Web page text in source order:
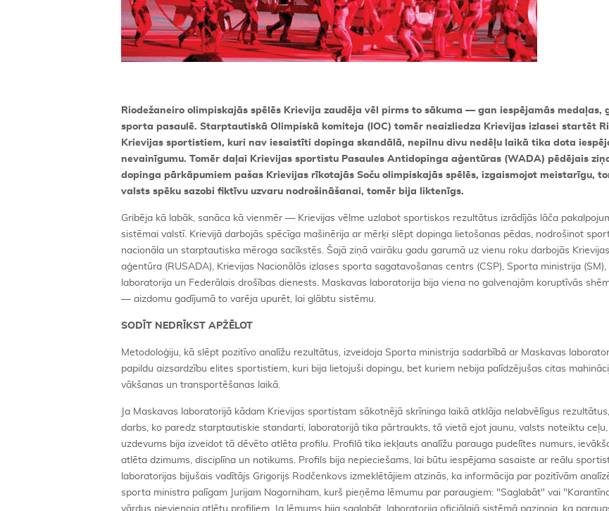
Riodežaneiro olimpiskajās spēlēs Krievija zaudēja vēl pirms to sākuma — gan iespējamās medaļas,
sporta pasaulē. Starptautiskā Olimpiskā komiteja (IOC) tomēr neaizliedza Krievijas izlasei startēt
Krievijas sportistiem, kuri nav iesaistīti dopinga skandālā, nepilnu divu nedēļu laikā tika dota
nevainīgumu. Tomēr daļai Krievijas sportistu Pasaules Antidopinga aģentūras (WADA) pēdējais
dopinga pārkāpumiem pašas Krievijas rīkotajās Soču olimpiskajās spēlēs, izgaismojot meistarīgu,
valsts spēku sazobi fiktīvu uzvaru nodrošināšanai, tomēr bija liktenīgs.
Gribēja kā labāk, sanāca kā vienmēr — Krievijas vēlme uzlabot sportiskos rezultātus izrādījās lāča
sistēmai valstī. Krievijā darbojās spēcīga mašinērija ar mērķi slēpt dopinga lietošanas pēdas, nodrošinot
nacionāla un starptautiska mēroga sacīkstēs. Šajā ziņā vairāku gadu garumā uz vienu roku darbojās
aģentūra (RUSADA), Krievijas Nacionālās izlases sporta sagatavošanas centrs (CSP), Sporta ministrija (SM),
laboratorija un Federālais drošības dienests. Maskavas laboratorija bija viena no galvenajām koruptīvās
— aizdomu gadījumā to varēja upurēt, lai glābtu sistēmu.
SODĪT NEDRĪKST APŽĒLOT
Metodoloģiju, kā slēpt pozitīvo analīžu rezultātus, izveidoja Sporta ministrija sadarbībā ar Maskavas
papildu aizsardzību elites sportistiem, kuri bija lietojuši dopingu, bet kuriem nebija palīdzējušas citas
vākšanas un transportēšanas laikā.
Ja Maskavas laboratorijā kādam Krievijas sportistam sākotnējā skrīninga laikā atklāja nelabvēlīgus
darbs, ko paredz starptautiskie standarti, laboratorijā tika pārtraukts, tā vietā ejot jaunu, valsts noteiktu ceļu,
uzdevums bija izveidot tā dēvēto atlēta profilu. Profilā tika iekļauts analīžu parauga pudelītes numurs,
atlēta dzimums, disciplīna un notikums. Profils bija nepieciešams, lai būtu iespējama sasaiste ar reālu
laboratorijas bijušais vadītājs Grigorijs Rodčenkovs izmeklētājiem atzinās, ka informācija par pozitīvām
sporta ministra palīgam Jurijam Nagorniham, kurš pieņēma lēmumu par paraugiem: "Saglabāt" vai
vārdus pievienoja atlētu profiliem. Ja lēmums bija saglabāt, laboratorija oficiālajā sistēmā paziņoja, ka